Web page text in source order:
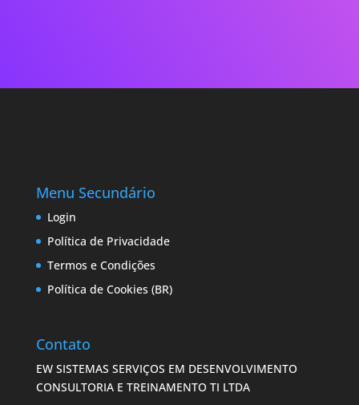
Menu Secundário
Login
Política de Privacidade
Termos e Condições
Política de Cookies (BR)
Contato
EW SISTEMAS SERVIÇOS EM DESENVOLVIMENTO
CONSULTORIA E TREINAMENTO TI LTDA